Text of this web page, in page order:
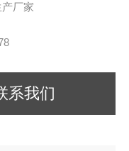
产厂家
系我们